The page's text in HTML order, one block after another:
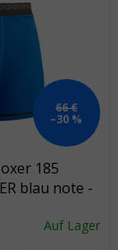
66 €
–30 %
185
blau note -
Auf Lager